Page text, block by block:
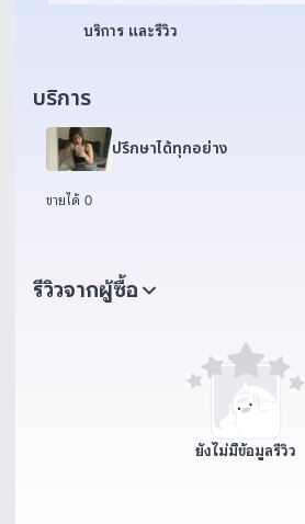
บริการ และรีวิว
บริการ
ปรึกษาได้ทุกอย่าง
ขายได้ 0
รีวิวจากผู้ซื้อ
ยังไม่มีข้อมูลรีวิว